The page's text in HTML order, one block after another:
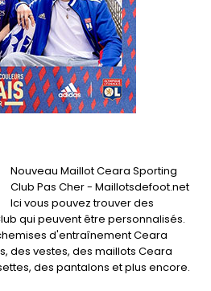
Nouveau Maillot Ceara Sporting
Club Pas Cher - Maillotsdefoot.net
Ici vous pouvez trouver des
qui peuvent être personnalisés.
d'entraînement Ceara
des vestes, des maillots Ceara
des pantalons et plus encore.